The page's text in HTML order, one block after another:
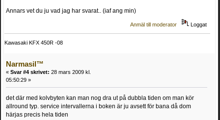
Annars vet du ju vad jag har svarat.. (iaf ang min)
Anmäl till moderator Loggat
Kawasaki KFX 450R -08
Narmasil™
« Svar #4 skrivet: 28 mars 2009 kl.
05:50:29 »
det där med kolvbyten kan man nog dra ut på dubbla tiden om man kör
allround typ. service intervallerna i boken är ju avsett för bana då dom
härjas precis hela tiden